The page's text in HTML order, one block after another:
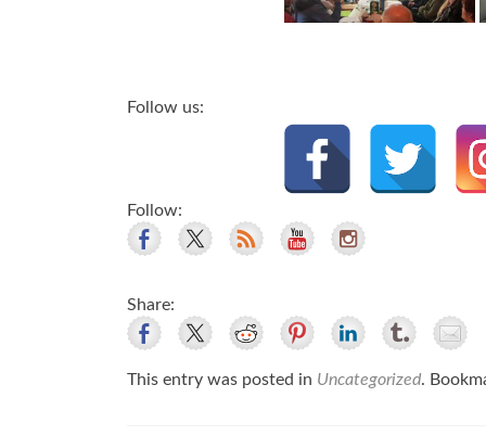
Follow us:
Follow:
Share:
This entry was posted in Uncategorized.